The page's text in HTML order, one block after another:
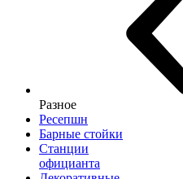
Разное
Ресепшн
Барные стойки
Станции
официанта